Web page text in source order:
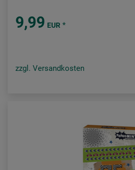
9,99 EUR *
zzgl. Versandkosten